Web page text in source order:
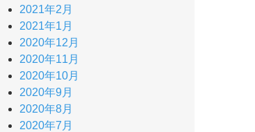
2021年2月
2021年1月
2020年12月
2020年11月
2020年10月
2020年9月
2020年8月
2020年7月